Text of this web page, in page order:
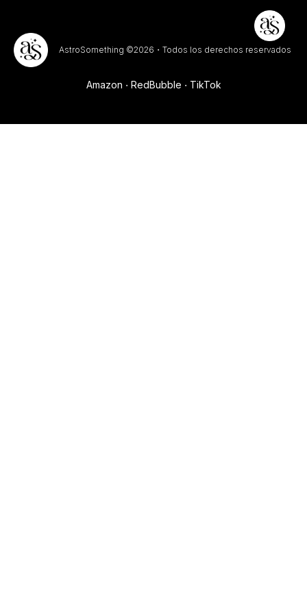
AstroSomething ©2026・Todos los derechos reservados
Amazon RedBubble TikTok